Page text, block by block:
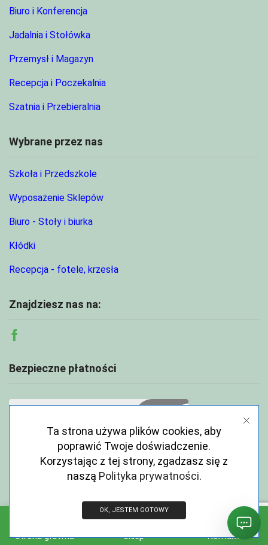
Biuro i Konferencja
Jadalnia i Stołówka
Przemysł i Magazyn
Recepcja i Poczekalnia
Szatnia i Przebieralnia
Wybrane przez nas
Szkoła i Przedszkole
Wyposażenie Sklepów
Biuro - Stoły i biurka
Kłódki
Recepcja - fotele, krzesła
Znajdziesz nas na:
Facebook
Bezpieczne płatności
Strona główna Sklep Kontakt
Ta strona używa plików cookies, aby
poprawić Twoje doświadczenie.
Korzystając z tej strony, zgadzasz się z
naszą Polityka prywatności.
OK, JESTEM GOTOWY